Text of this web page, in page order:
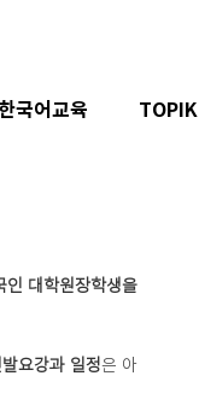
인 대학원장학생을
요강과 일정은 아
한국어교육 TOPIK